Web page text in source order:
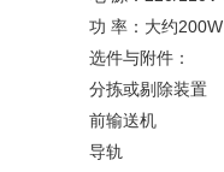
功 率：大约200W
选件与附件：
分拣或剔除装置
前输送机
导轨